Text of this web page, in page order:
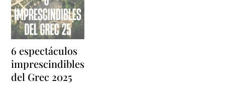
6 espectáculos
imprescindibles
del Grec 2025